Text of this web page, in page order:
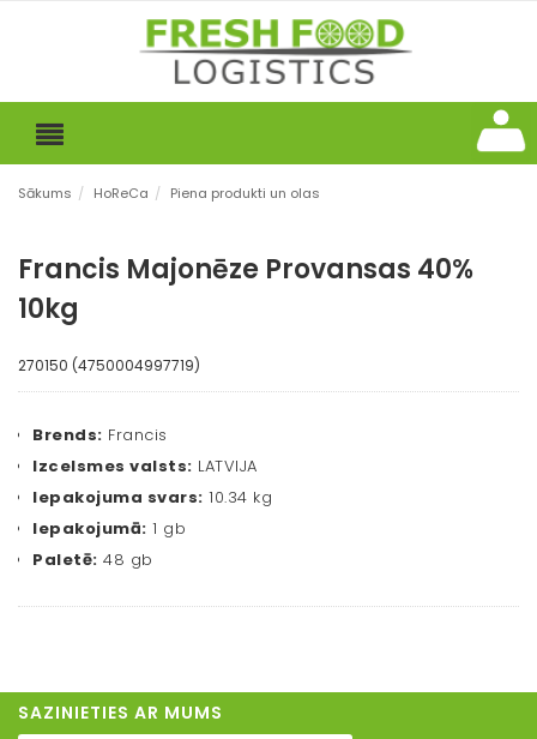
Sākums / HoReCa / Piena produkti un olas
Francis Majonēze Provansas 40%
10kg
270150 (4750004997719)
Brends: Francis
Izcelsmes valsts: LATVIJA
Iepakojuma svars: 10.34 kg
Iepakojumā: 1 gb
Paletē: 48 gb
SAZINIETIES AR MUMS